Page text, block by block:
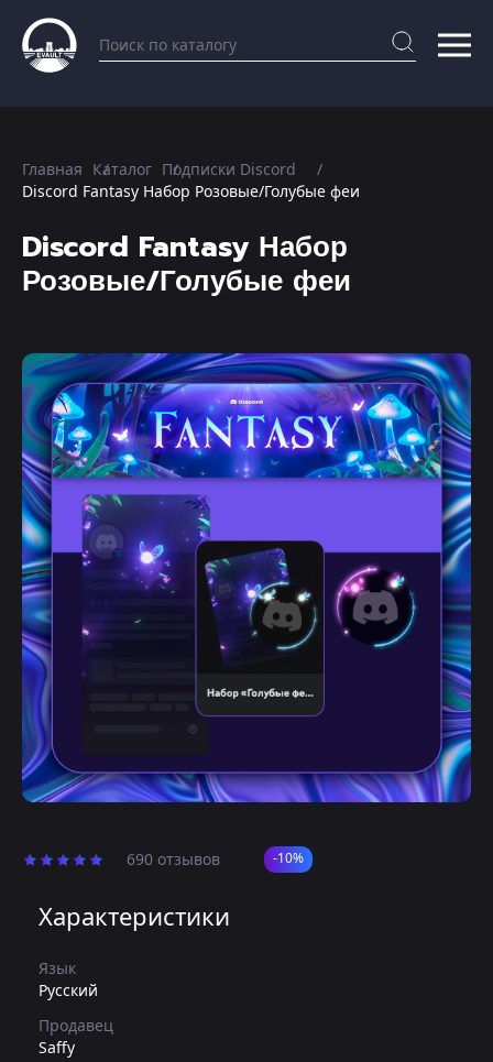
Главная Каталог Подписки Discord
Discord Fantasy Набор Розовые/Голубые феи
Discord Fantasy Набор
Розовые/Голубые феи
690 отзывов -10%
Характеристики
Язык
Русский
Продавец
Saffy